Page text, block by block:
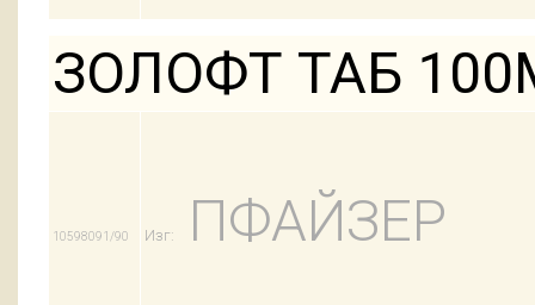
ЗОЛОФТ ТАБ
10598091/90 Изг: ПФАЙЗЕР